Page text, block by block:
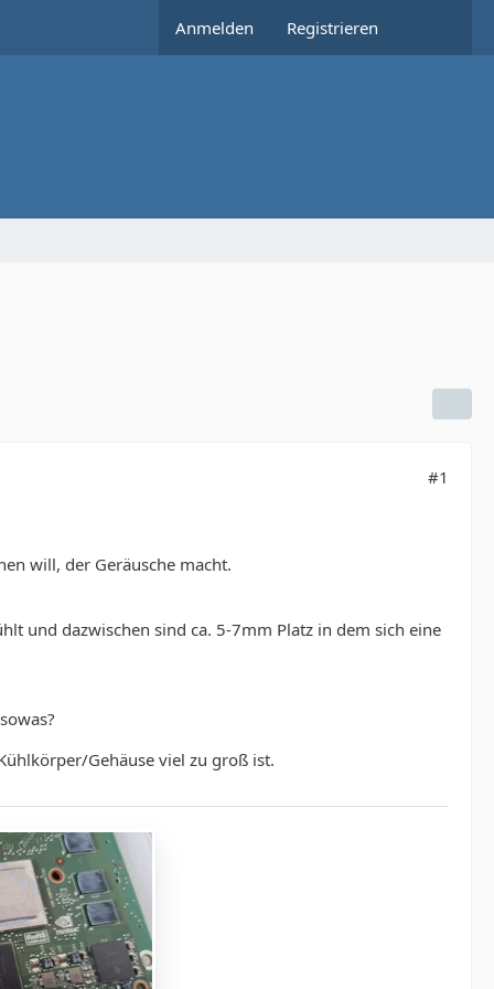
Anmelden Registrieren
#1
will, der Geräusche macht.
und dazwischen sind ca. 5-7mm Platz in dem sich eine
Gehäuse viel zu groß ist.